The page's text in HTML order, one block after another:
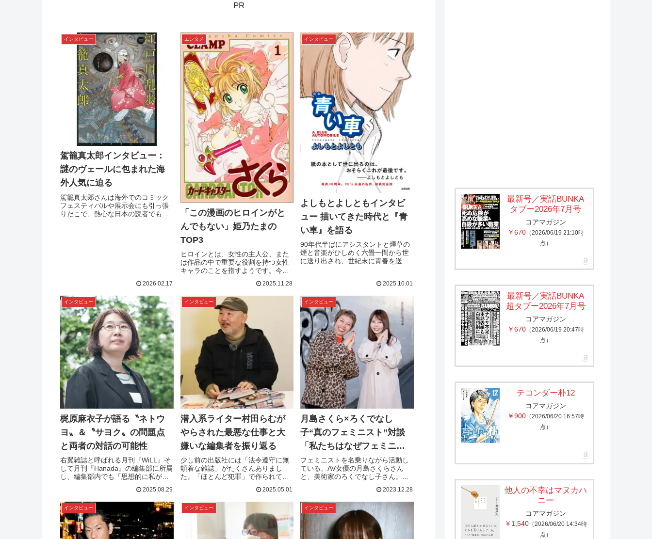
PR
インタビュー
駕籠真太郎インタビュー：
謎のヴェールに包まれた海
外人気に迫る
駕籠真太郎さんは海外でのコミック
フェスティバルや展示会にも引っ張
りだこで、熱心な日本の読者でも活
2026.02.17
エンタメ
「この漫画のヒロインがと
んでもない」姫乃たまの
TOP3
ヒロインとは、女性の主人公、また
は作品の中で重要な役割を持つ女性
キャラのことを指すようです。今回
はヒロインがいろんな意味でとんで
もない漫画を取り上げてもらいまし
た。「この長期連載漫画がとんでも
ない」劇画狼のTOP3「この長期連載
漫画がとんでもない」ロマン優光の
TOP3「この長期連載漫画がとんでも
ない」植地毅のTOP3P...
2025.11.28
インタビュー
よしもとよしともインタビ
ュー 描いてきた時代と『青
い車』を語る
90年代半ばにアシスタントと煙草の
煙と音楽がひしめく六畳一間から世
に送り出され、世紀末に青春を送る
のよしもとよしとも氏が見ていた90
年代とは、どのような時代だったの
か、お話をうかがいました。
PROFILEよしもとよしとも漫画家。
1985年、角川書店の少女...
2025.10.01
インタビュー
梶原麻衣子が語る〝ネトウ
ヨ〟＆〝サヨク〟の問題点
と両者の対話の可能性
右翼雑誌と呼ばれる月刊『WiLL』そ
して月刊『Hanada』の編集部に所属
し、編集部内でも「思想的に私が最
右翼でした」と語る梶原麻衣子さ
ん。そんな彼女がフリーになってか
ら出版した『「“右翼”雑誌」の舞台
裏』（星海社）が話題になっていま
す。思想が違う人との対話を重んじ
る梶原さんに、右派と左派、日本と
韓国の関係などについて...
2025.08.29
インタビュー
潜入系ライター村田らむが
やらされた最悪な仕事と大
嫌いな編集者を振り返る
少し前の出版社には「法令遵守に無
頓着な雑誌」がたくさんありまし
た。「ほとんど犯罪」で作られてい
たという出版界で、外注ライターと
して懸命に働いていた村田らむさん
に、過酷だった仕事内容と編集者の
悪口を、姫乃たまが聞いてみまし
た。PROFILE:村田らむ（むらた ら
む）ルポライター、イラストレータ
ー、漫画家、カメラマン。主に...
2025.05.01
インタビュー
月島さくら×ろくでなし
子“真のフェミニスト”対談
「私たちはなぜフェミニス
トからもアンチフェミから
も攻撃されるのか」
フェミニストを名乗りながら活動し
ている、AV女優の月島さくらさん
と、美術家のろくでなし子さん。ア
ンチフェミニストからだけでなく、
志が同じはずのフェミニストからも
「なんかずっと怒られてます」と話
すおふたりに、それぞれの活動とフ
ェミニズムについてお伺いしまし
た。PROFILE:ろくでなし子（ろくで
なしこ）1972年3月14...
2023.12.28
インタビュー インタビュー インタビュー
最新号／実話BUNKA
タブー2026年7月号
コアマガジン
￥670（2026/06/19 21:10時
点）
最新号／実話BUNKA
超タブー2026年7月号
コアマガジン
￥670（2026/06/19 20:47時
点）
テコンダー朴12
コアマガジン
￥900（2026/06/20 16:57時
点）
他人の不幸はマヌカハ
ニー
コアマガジン
￥1,540（2026/06/20 14:34時
点）